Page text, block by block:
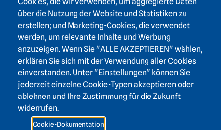
über die Nutzung der Website und Statistiken zu
erstellen; und Marketing-Cookies, die verwendet
werden, um relevante Inhalte und Werbung
anzuzeigen. Wenn Sie "ALLE AKZEPTIEREN" wählen,
erklären Sie sich mit der Verwendung aller Cookies
einverstanden. Unter "Einstellungen" können Sie
jederzeit einzelne Cookie-Typen akzeptieren oder
ablehnen und Ihre Zustimmung für die Zukunft
widerrufen.
Cookie-Dokumentation
Footer area two
Login Intranet
Presse
Förderverein
Kontakt
Karlstraße 4
69117 Heidelberg
+49 6221 / 54 32 65
hadw@hadw-bw.de